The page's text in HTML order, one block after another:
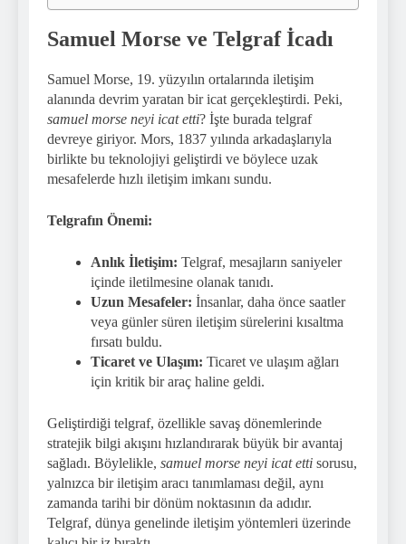
Samuel Morse ve Telgraf İcadı
Samuel Morse, 19. yüzyılın ortalarında iletişim
alanında devrim yaratan bir icat gerçekleştirdi. Peki,
samuel morse neyi icat etti? İşte burada telgraf
devreye giriyor. Mors, 1837 yılında arkadaşlarıyla
birlikte bu teknolojiyi geliştirdi ve böylece uzak
mesafelerde hızlı iletişim imkanı sundu.
Telgrafın Önemi:
Anlık İletişim: Telgraf, mesajların saniyeler
içinde iletilmesine olanak tanıdı.
Uzun Mesafeler: İnsanlar, daha önce saatler
veya günler süren iletişim sürelerini kısaltma
fırsatı buldu.
Ticaret ve Ulaşım: Ticaret ve ulaşım ağları
için kritik bir araç haline geldi.
Geliştirdiği telgraf, özellikle savaş dönemlerinde
stratejik bilgi akışını hızlandırarak büyük bir avantaj
sağladı. Böylelikle, samuel morse neyi icat etti sorusu,
yalnızca bir iletişim aracı tanımlaması değil, aynı
zamanda tarihi bir dönüm noktasının da adıdır.
Telgraf, dünya genelinde iletişim yöntemleri üzerinde